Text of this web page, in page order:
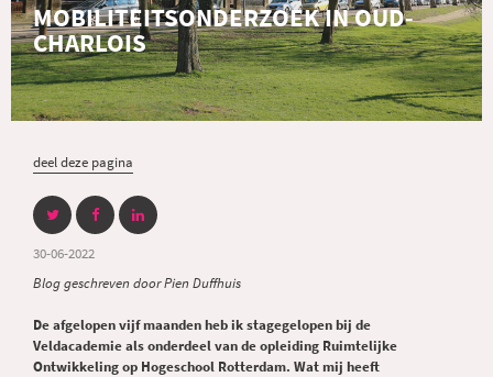
MOBILITEITSONDERZOEK IN OUD-
CHARLOIS
deel deze pagina
30-06-2022
Blog geschreven door Pien Duffhuis
De afgelopen vijf maanden heb ik stagegelopen bij de
Veldacademie als onderdeel van de opleiding Ruimtelijke
Ontwikkeling op Hogeschool Rotterdam. Wat mij heeft